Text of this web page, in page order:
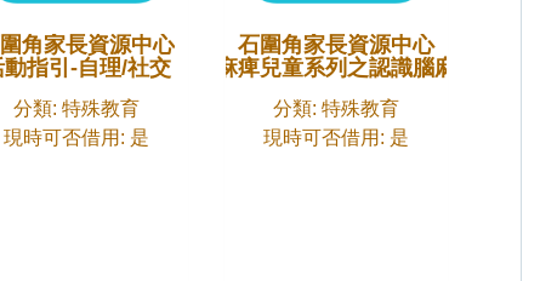
角家長資源中心
動指引-自理/社交
分類: 特殊教育
現時可否借用: 是
石圍角家長資源中心
輔助腦麻痺兒童系列之認識腦麻痺兒童
分類: 特殊教育
現時可否借用: 是